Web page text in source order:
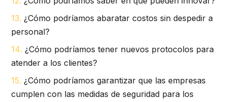
¿Cómo podríamos abaratar costos sin despedir a
personal?
¿Cómo podríamos tener nuevos protocolos para
atender a los clientes?
¿Cómo podríamos garantizar que las empresas
cumplen con las medidas de seguridad para los